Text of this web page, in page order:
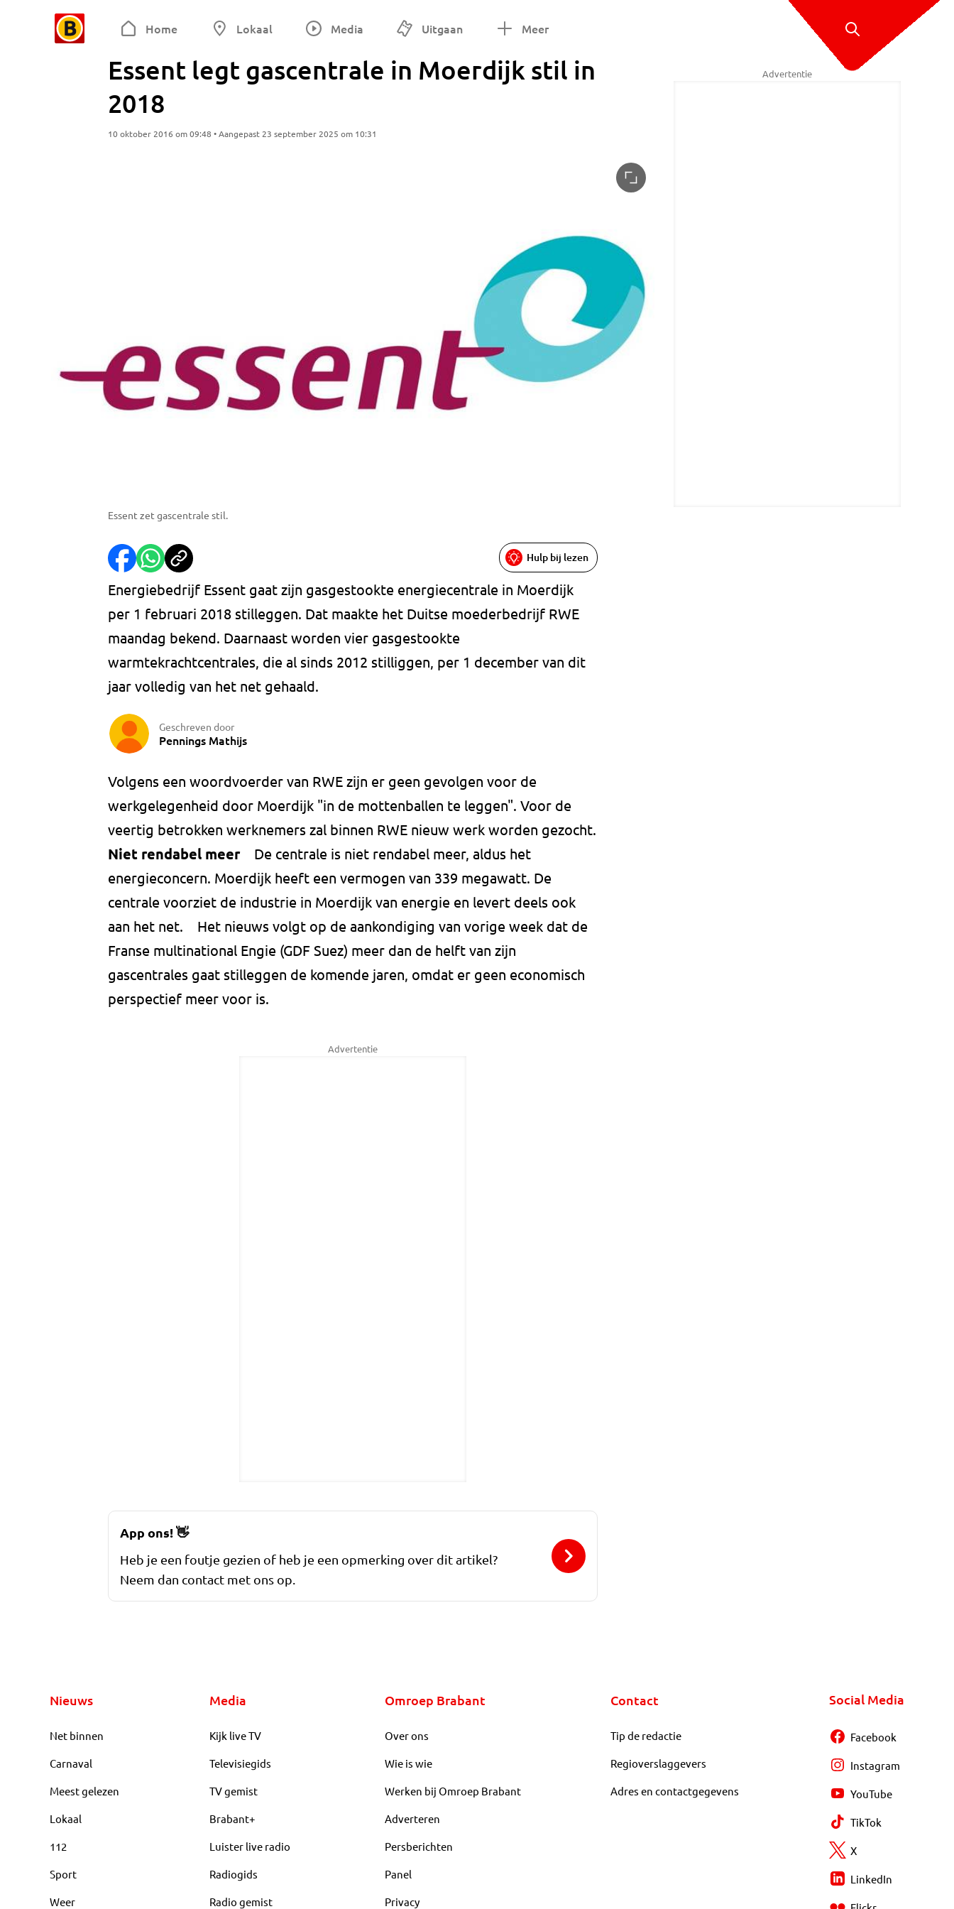
Home Lokaal Media Uitgaan Meer
Essent legt gascentrale in Moerdijk stil in
2018
10 oktober 2016 om 09:48 • Aangepast 23 september 2025 om 10:31
Essent zet gascentrale stil.
Hulp bij lezen
Energiebedrijf Essent gaat zijn gasgestookte energiecentrale in Moerdijk
per 1 februari 2018 stilleggen. Dat maakte het Duitse moederbedrijf RWE
maandag bekend. Daarnaast worden vier gasgestookte
warmtekrachtcentrales, die al sinds 2012 stilliggen, per 1 december van dit
jaar volledig van het net gehaald.
Geschreven door
Pennings Mathijs
Volgens een woordvoerder van RWE zijn er geen gevolgen voor de
werkgelegenheid door Moerdijk "in de mottenballen te leggen". Voor de
veertig betrokken werknemers zal binnen RWE nieuw werk worden gezocht.
Niet rendabel meerDe centrale is niet rendabel meer, aldus het
energieconcern. Moerdijk heeft een vermogen van 339 megawatt. De
centrale voorziet de industrie in Moerdijk van energie en levert deels ook
aan het net. Het nieuws volgt op de aankondiging van vorige week dat de
Franse multinational Engie (GDF Suez) meer dan de helft van zijn
gascentrales gaat stilleggen de komende jaren, omdat er geen economisch
perspectief meer voor is.
Advertentie
Advertentie
App ons!👋
Heb je een foutje gezien of heb je een opmerking over dit artikel?
Neem dan contact met ons op.
Nieuws
Net binnen
Carnaval
Meest gelezen
Lokaal
112
Sport
Weer
Media
Kijk live TV
Televisiegids
TV gemist
Brabant+
Luister live radio
Radiogids
Radio gemist
Omroep Brabant
Over ons
Wie is wie
Werken bij Omroep Brabant
Adverteren
Persberichten
Panel
Privacy
Contact
Tip de redactie
Regioverslaggevers
Adres en contactgegevens
Social Media
Facebook
Instagram
YouTube
TikTok
X
LinkedIn